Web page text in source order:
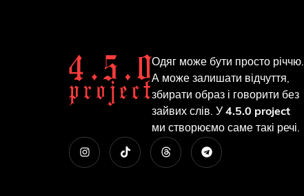
Одяг може бути просто річчю.
А може залишати відчуття,
збирати образ і говорити без
зайвих слів. У 4.5.0 project
ми створюємо саме такі речі.